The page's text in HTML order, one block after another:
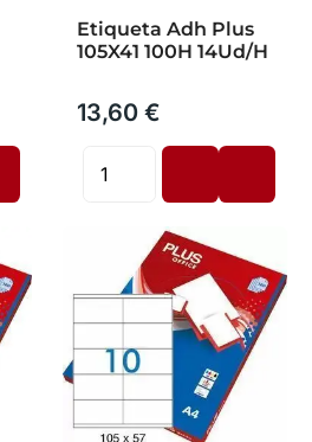
Etiqueta Adh Plus
105X41 100H 14Ud/H
13,60 €